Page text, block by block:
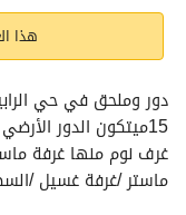
هذا
ماستر /غرفة غسيل /